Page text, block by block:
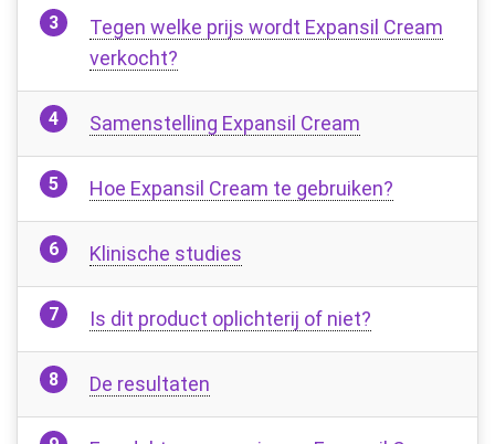
Tegen welke prijs wordt Expansil Cream
verkocht?
Samenstelling Expansil Cream
Hoe Expansil Cream te gebruiken?
Klinische studies
Is dit product oplichterij of niet?
De resultaten